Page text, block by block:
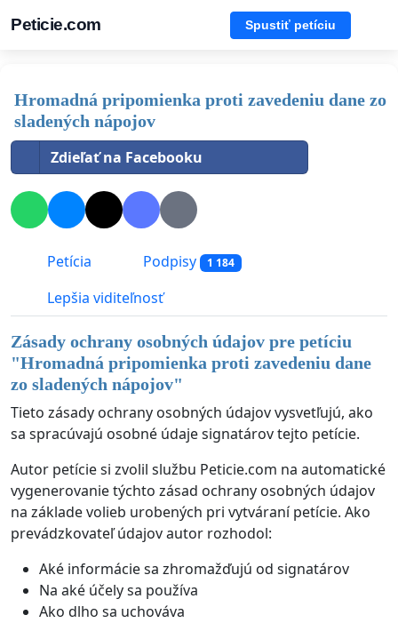
Peticie.com Spustiť petíciu
Hromadná pripomienka proti zavedeniu dane zo
sladených nápojov
Zdieľať na Facebooku
Petícia Podpisy 1 184
Lepšia viditeľnosť
Zásady ochrany osobných údajov pre petíciu
"Hromadná pripomienka proti zavedeniu dane
zo sladených nápojov"
Tieto zásady ochrany osobných údajov vysvetľujú, ako
sa spracúvajú osobné údaje signatárov tejto petície.
Autor petície si zvolil službu Peticie.com na automatické
vygenerovanie týchto zásad ochrany osobných údajov
na základe volieb urobených pri vytváraní petície. Ako
prevádzkovateľ údajov autor rozhodol:
Aké informácie sa zhromažďujú od signatárov
Na aké účely sa používa
Ako dlho sa uchováva